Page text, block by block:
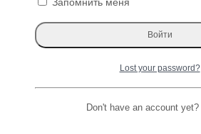
Lost your password?
Don't have an account yet?